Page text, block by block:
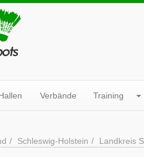
Verbände Training
Schleswig-Holstein Landkreis